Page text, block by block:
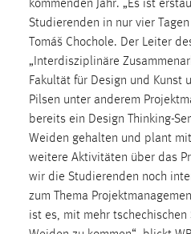
kommenden Jahr. „Es ist
Studierenden in nur vier
Tomáš Chochole. Der Leiter
„Interdisziplinäre
Fakultät für Design und Kunst
Pilsen unter anderem
bereits ein Design Thinking-
Weiden gehalten und plant
weitere Aktivitäten über das
wir die Studierenden noch
zum Thema
ist es, mit mehr tschechischen
Cookie Laufzeit:
3 Monate
EXTERNE MEDIEN
Um Inhalte von
Plattformen anzeigen zu
externen Medien Cookies
YouTube